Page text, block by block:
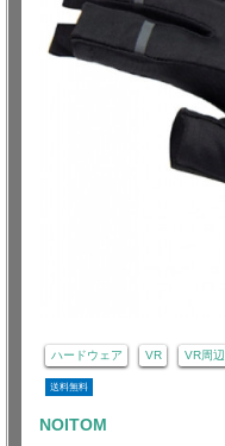
ハードウェア VR VR周辺
送料無料
NOITOM